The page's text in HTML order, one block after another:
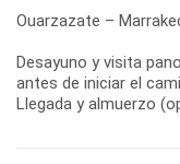
Ouarzazate –
Desayuno y visita
antes de iniciar el
Llegada y almuerzo